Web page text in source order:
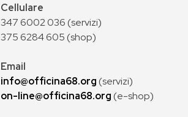
Cellulare
347 6002 036 (servizi)
375 6284 605 (shop)
Email
info@officina68.org(servizi)
on-line@officina68.org(e-shop)